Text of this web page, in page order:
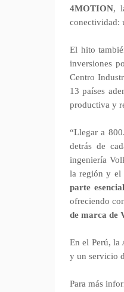
4MOTION,
conectividad:
El hito
inversiones
Centro
13 países
productiva y
“Llegar a
detrás de
ingeniería
la región y el
parte
ofreciendo
de marca de
En el Perú, la
y un servicio
Para más